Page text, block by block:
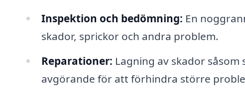
Inspektion och bedömning: En
skador, sprickor och andra problem.
Reparationer: Lagning av skador
avgörande för att förhindra större